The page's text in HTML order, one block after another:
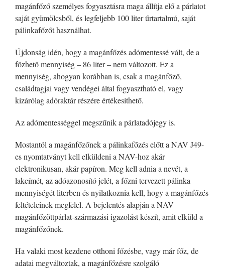
magánfőző személyes fogyasztásra maga állítja elő a párlatot
saját gyümölcsből, és legfeljebb 100 liter űrtartalmú, saját
pálinkafőzőt használhat.
Újdonság idén, hogy a magánfőzés adómentessé vált, de a
főzhető mennyiség – 86 liter – nem változott. Ez a
mennyiség, ahogyan korábban is, csak a magánfőző,
családtagjai vagy vendégei által fogyasztható el, vagy
kizárólag adóraktár részére értékesíthető.
Az adómentességgel megszűnik a párlatadójegy is.
Mostantól a magánfőzőnek a pálinkafőzés előtt a NAV J49-
es nyomtatványt kell elküldeni a NAV-hoz akár
elektronikusan, akár papíron. Meg kell adnia a nevét, a
lakcímét, az adóazonosító jelét, a főzni tervezett pálinka
mennyiségét literben és nyilatkoznia kell, hogy a magánfőzés
feltételeinek megfelel. A bejelentés alapján a NAV
magánfőzöttpárlat-származási igazolást készít, amit elküld a
magánfőzőnek.
Ha valaki most kezdene otthoni főzésbe, vagy már főz, de
adatai megváltoztak, a magánfőzésre szolgáló